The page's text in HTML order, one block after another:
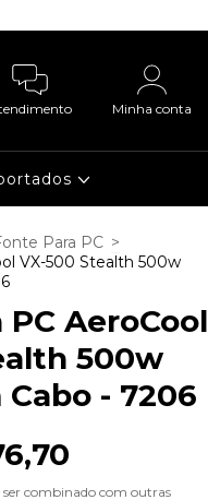
Minha conta
Para PC >
VX-500 Stealth 500w
AeroCool
500w
- 7206
combinado com outras